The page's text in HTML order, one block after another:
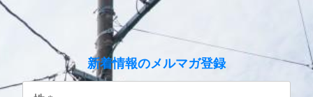
新着情報のメルマガ登録
性